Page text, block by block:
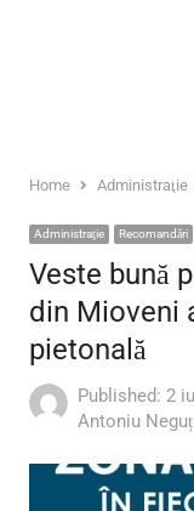
Home Administraţie
Administraţie Recomandări
Veste bună
din Mioveni
pietonală
Published: 2
Author
Antoniu Neguț